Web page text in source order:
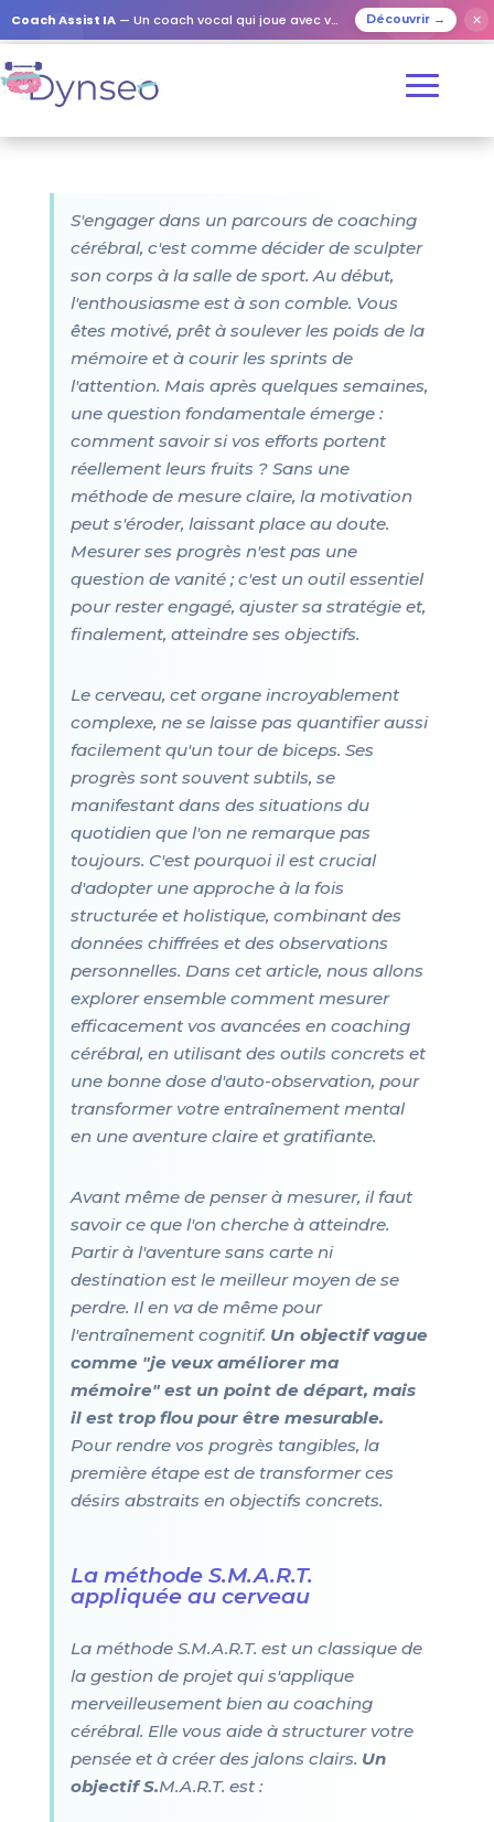
Coach Assist IA — Un coach vocal qui joue avec vos proches Découvrir → ✕
S'engager dans un parcours de coaching
cérébral, c'est comme décider de sculpter
son corps à la salle de sport. Au début,
l'enthousiasme est à son comble. Vous
êtes motivé, prêt à soulever les poids de la
mémoire et à courir les sprints de
l'attention. Mais après quelques semaines,
une question fondamentale émerge :
comment savoir si vos efforts portent
réellement leurs fruits ? Sans une
méthode de mesure claire, la motivation
peut s'éroder, laissant place au doute.
Mesurer ses progrès n'est pas une
question de vanité ; c'est un outil essentiel
pour rester engagé, ajuster sa stratégie et,
finalement, atteindre ses objectifs.
Le cerveau, cet organe incroyablement
complexe, ne se laisse pas quantifier aussi
facilement qu'un tour de biceps. Ses
progrès sont souvent subtils, se
manifestant dans des situations du
quotidien que l'on ne remarque pas
toujours. C'est pourquoi il est crucial
d'adopter une approche à la fois
structurée et holistique, combinant des
données chiffrées et des observations
personnelles. Dans cet article, nous allons
explorer ensemble comment mesurer
efficacement vos avancées en coaching
cérébral, en utilisant des outils concrets et
une bonne dose d'auto-observation, pour
transformer votre entraînement mental
en une aventure claire et gratifiante.
Avant même de penser à mesurer, il faut
savoir ce que l'on cherche à atteindre.
Partir à l'aventure sans carte ni
destination est le meilleur moyen de se
perdre. Il en va de même pour
l'entraînement cognitif. Un objectif vague
comme "je veux améliorer ma
mémoire" est un point de départ, mais
il est trop flou pour être mesurable.
Pour rendre vos progrès tangibles, la
première étape est de transformer ces
désirs abstraits en objectifs concrets.
La méthode S.M.A.R.T.
appliquée au cerveau
La méthode S.M.A.R.T. est un classique de
la gestion de projet qui s'applique
merveilleusement bien au coaching
cérébral. Elle vous aide à structurer votre
pensée et à créer des jalons clairs. Un
objectif S.M.A.R.T. est :